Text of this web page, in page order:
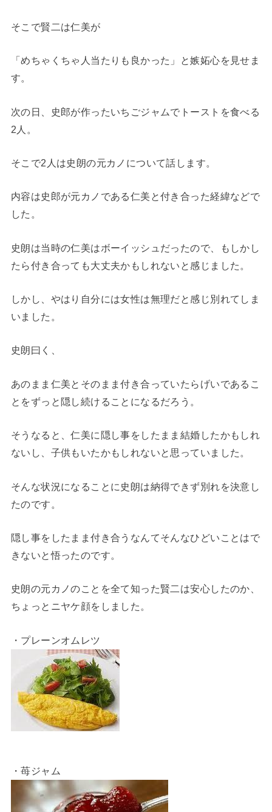
そこで賢二は仁美が
「めちゃくちゃ人当たりも良かった」と嫉妬心を見せま
す。
次の日、史郎が作ったいちごジャムでトーストを食べる
2人。
そこで2人は史朗の元カノについて話します。
内容は史郎が元カノである仁美と付き合った経緯などで
した。
史朗は当時の仁美はボーイッシュだったので、もしかし
たら付き合っても大丈夫かもしれないと感じました。
しかし、やはり自分には女性は無理だと感じ別れてしま
いました。
史朗曰く、
あのまま仁美とそのまま付き合っていたらげいであるこ
とをずっと隠し続けることになるだろう。
そうなると、仁美に隠し事をしたまま結婚したかもしれ
ないし、子供もいたかもしれないと思っていました。
そんな状況になることに史朗は納得できず別れを決意し
たのです。
隠し事をしたまま付き合うなんてそんなひどいことはで
きないと悟ったのです。
史朗の元カノのことを全て知った賢二は安心したのか、
ちょっとニヤケ顔をしました。
・プレーンオムレツ
・苺ジャム